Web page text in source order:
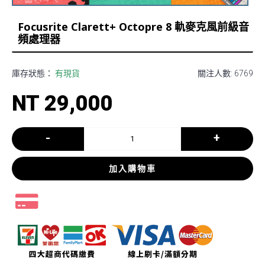
Focusrite Clarett+ Octopre 8 軌麥克風前級音
頻處理器
關注人數: 6769
庫存狀態： 有現貨
NT 29,000
- +
加入購物車